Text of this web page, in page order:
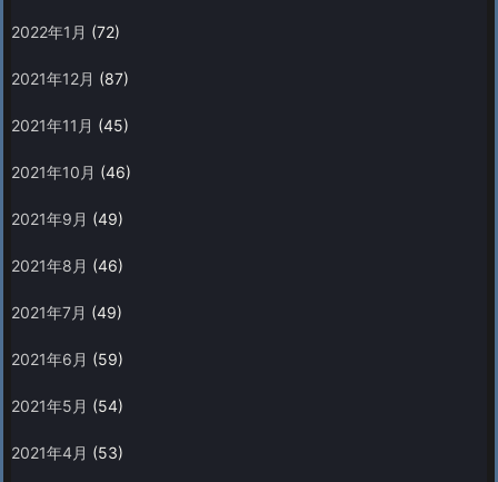
2022年1月 (72)
2021年12月 (87)
2021年11月 (45)
2021年10月 (46)
2021年9月 (49)
2021年8月 (46)
2021年7月 (49)
2021年6月 (59)
2021年5月 (54)
2021年4月 (53)